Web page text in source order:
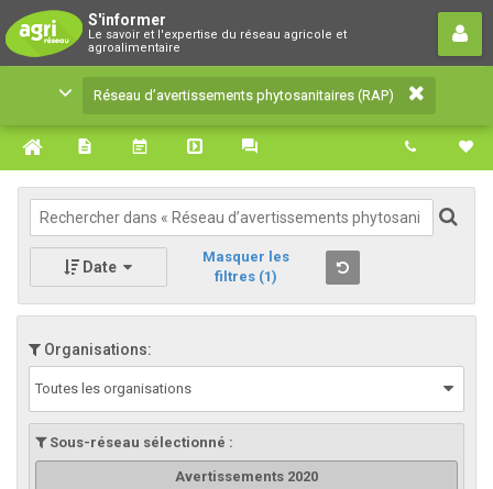
S'informer
Le savoir et l'expertise du réseau agricole et
agroalimentaire
Réseau d’avertissements
phytosanitaires (RAP)
Le savoir et l'expertise du réseau agricole et
agroalimentaire
Réseau d’avertissements phytosanitaires (RAP)
Date
Masquer les
filtres (1)
Organisations:
Toutes les organisations
Sous-réseau sélectionné :
Avertissements 2020